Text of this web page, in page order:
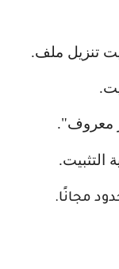
تنزيل ملف.
معروف".
التثبيت.
مجانًا.